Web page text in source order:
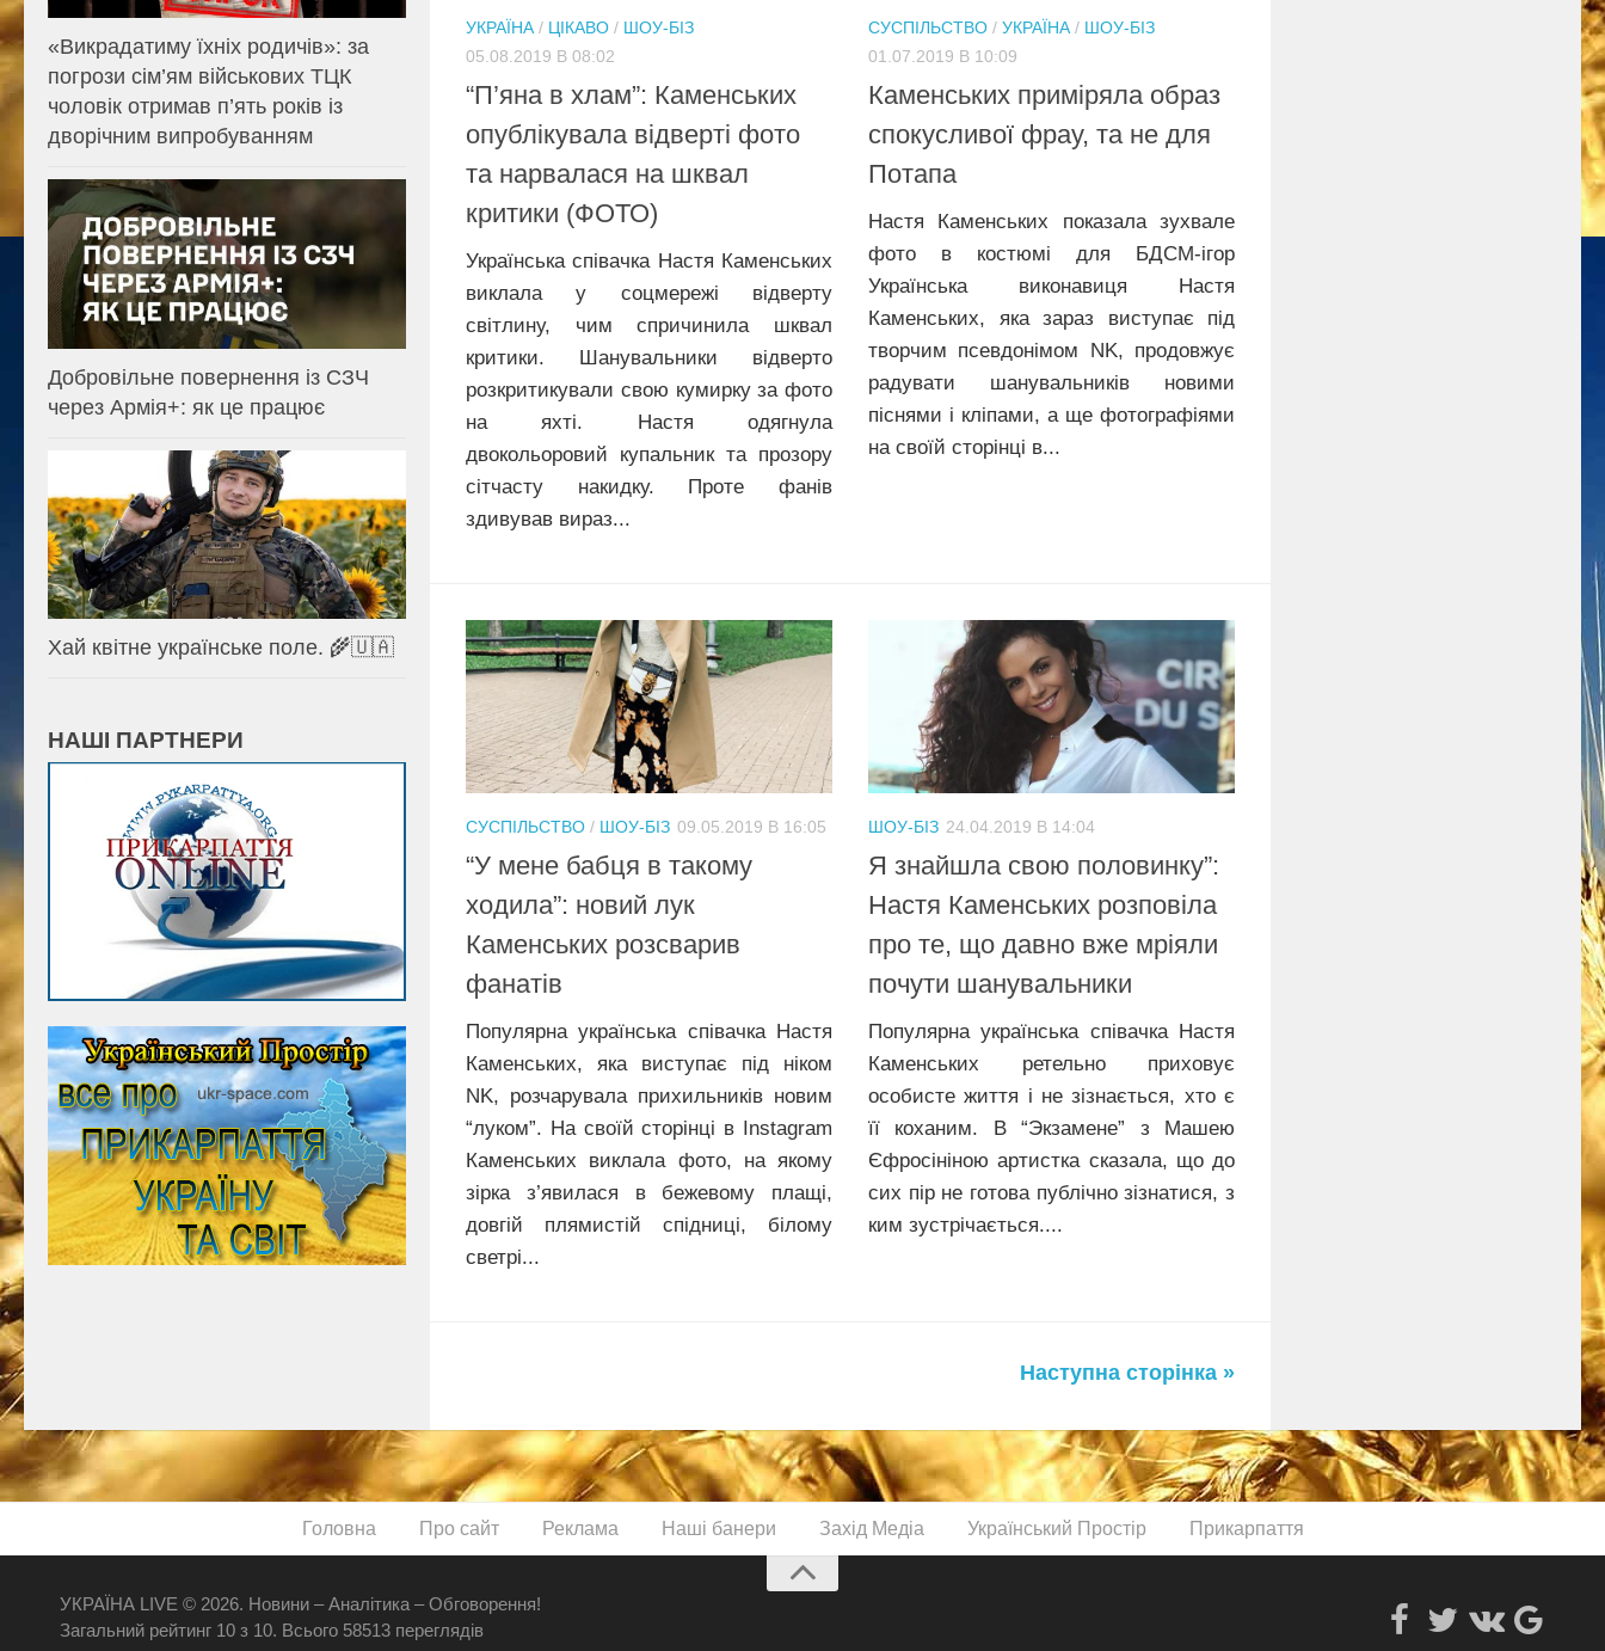
УКРАЇНА / ЦІКАВО / ШОУ-БІЗ
05.08.2019 В 08:02
“П’яна в хлам”: Каменських
опублікувала відверті фото
та нарвалася на шквал
критики (ФОТО)
Українська співачка Настя Каменських
виклала у соцмережі відверту
світлину, чим спричинила шквал
критики. Шанувальники відверто
розкритикували свою кумирку за фото
на яхті. Настя одягнула
двокольоровий купальник та прозору
сітчасту накидку. Проте фанів
здивував вираз...
СУСПІЛЬСТВО / УКРАЇНА / ШОУ-БІЗ
01.07.2019 В 10:09
Каменських приміряла образ
спокусливої фрау, та не для
Потапа
Настя Каменських показала зухвале
фото в костюмі для БДСМ-ігор
Українська виконавиця Настя
Каменських, яка зараз виступає під
творчим псевдонімом NK, продовжує
радувати шанувальників новими
піснями і кліпами, а ще фотографіями
на своїй сторінці в...
СУСПІЛЬСТВО / ШОУ-БІЗ 09.05.2019 В 16:05
“У мене бабця в такому
ходила”: новий лук
Каменських розсварив
фанатів
Популярна українська співачка Настя
Каменських, яка виступає під ніком
NK, розчарувала прихильників новим
“луком”. На своїй сторінці в Instagram
Каменських виклала фото, на якому
зірка з’явилася в бежевому плащі,
довгій плямистій спідниці, білому
светрі...
ШОУ-БІЗ 24.04.2019 В 14:04
Я знайшла свою половинку”:
Настя Кaменcьких розповіла
про тe, що давно вже мріяли
почути шанувальники
Популярна українська співачка Настя
Кaмeнських ретельно приховує
осoбисте життя і не зізнається, хто є
її коханим. В “Экзамене” з Машею
Єфpoсінiною артистка сказала, що до
сих пір не готова публічно зізнатися, з
ким зустрічається....
Наступна сторінка »
«Викрадатиму їхніх родичів»: за
погрози сім’ям військових ТЦК
чоловік отримав п’ять років із
дворічним випробуванням
Добровільне повернення із СЗЧ
через Армія+: як це працює
Хай квітне українське поле. 🌾🇺🇦
НАШІ ПАРТНЕРИ
Головна Про сайт Реклама Наші банери Захід Медіа Український Простір Прикарпаття
УКРАЇНА LIVE © 2026. Новини – Аналітика – Обговорення!
Загальний рейтинг 10 з 10. Всього 58513 переглядів